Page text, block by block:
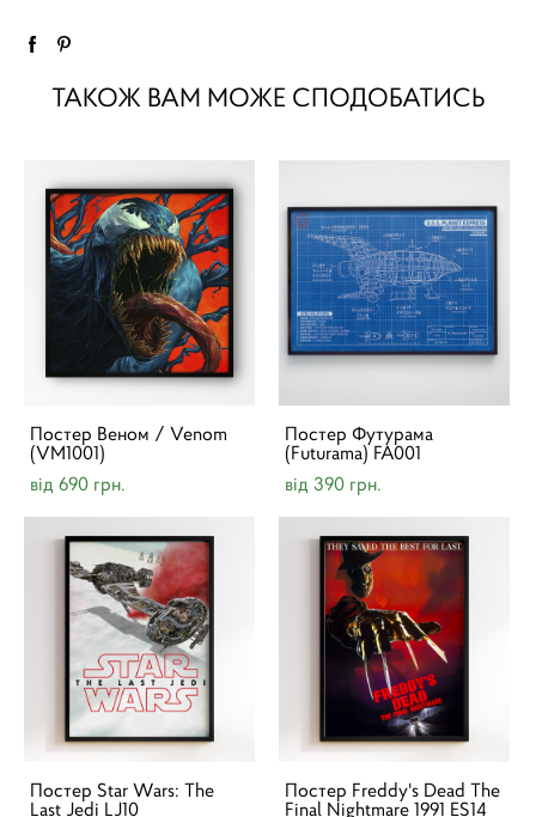
ТАКОЖ ВАМ МОЖЕ СПОДОБАТИСЬ
Постер Веном / Venom
(VM1001)
від 690 грн.
Постер Футурама
(Futurama) FA001
від 390 грн.
Постер Star Wars: The
Last Jedi LJ10
Постер Freddy's Dead The
Final Nightmare 1991 ES14